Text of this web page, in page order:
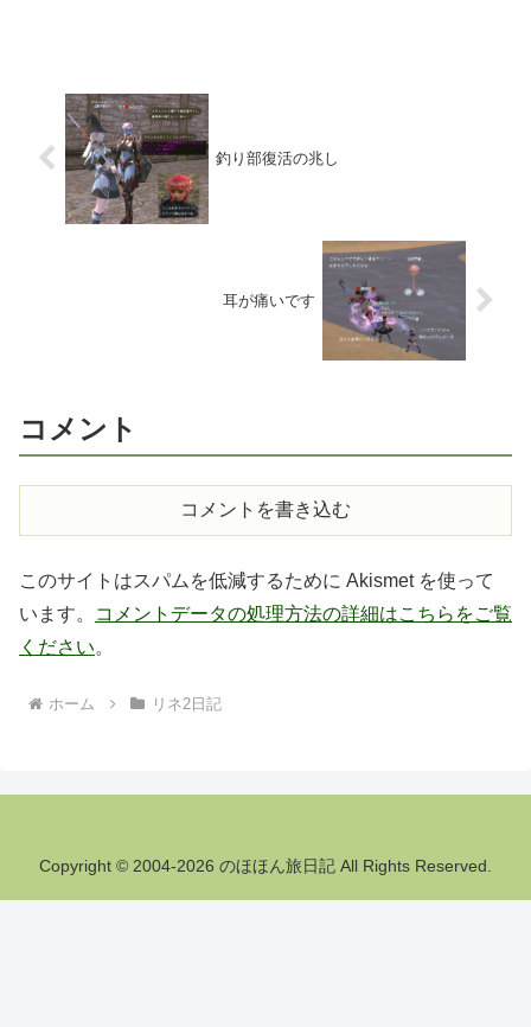
釣り部復活の兆し
耳が痛いです
コメント
コメントを書き込む
このサイトはスパムを低減するために Akismet を使って
います。
コメントデータの処理方法の詳細はこちらをご覧
ください。
ホーム リネ2日記
Copyright © 2004-2026 のほほん旅日記 All Rights Reserved.